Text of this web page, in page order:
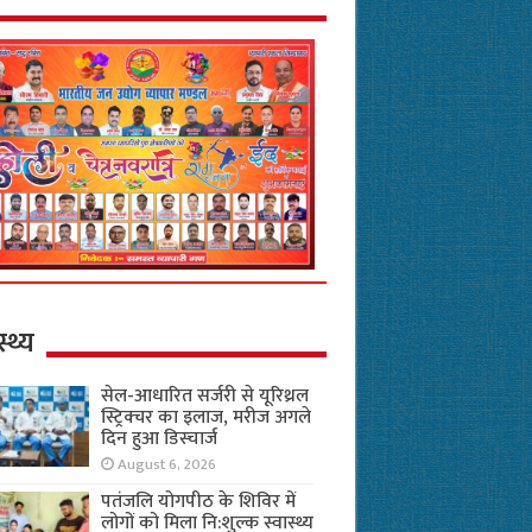
सेल-आधारित सर्जरी से यूरिथ्रल
स्ट्रिक्चर का इलाज, मरीज अगले
दिन हुआ डिस्चार्ज
August 6, 2026
पतंजलि योगपीठ के शिविर में
लोगों को मिला नि:शुल्क स्वास्थ्य